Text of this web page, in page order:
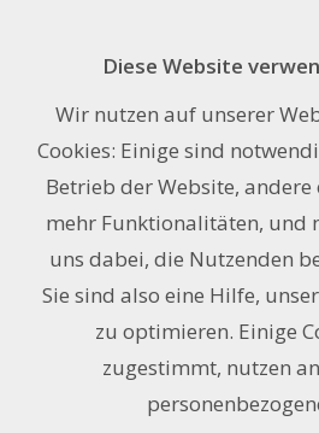
selbstklebend im
97.00
CHF / Stk.
Auf Anfrage
Diese Website
Wir nutzen auf unserer
Cookies: Einige sind
Betrieb der Website,
mehr Funktionalitäten, und
uns dabei, die Nutzenden
Sie sind also eine Hilfe,
zu optimieren. Einige
zugestimmt, nutzen